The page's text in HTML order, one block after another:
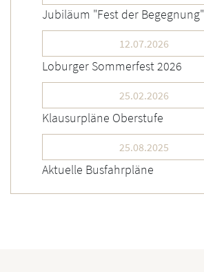
Jubiläum "Fest der Begegnung"
12.07.2026
Loburger Sommerfest 2026
25.02.2026
Klausurpläne Oberstufe
25.08.2025
Aktuelle Busfahrpläne